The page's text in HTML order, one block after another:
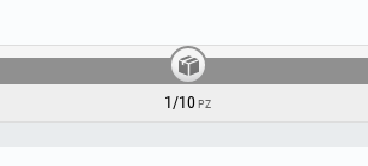
1/10PZ